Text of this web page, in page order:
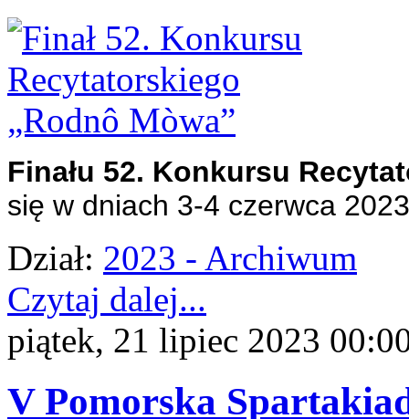
Finału 52. Konkursu
się w dniach 3-4 czerwca
Dział: 2023 - Archiwum
Czytaj dalej...
piątek, 21 lipiec 2023
V Pomorska